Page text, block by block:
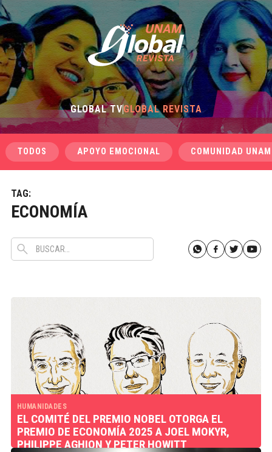
GLOBAL TVGLOBAL REVISTA
TODOS APOYO EMOCIONAL COMUNIDAD UNAM
TAG:
ECONOMÍA
HUMANIDADES
EL COMITÉ DEL PREMIO NOBEL OTORGA EL
PREMIO DE ECONOMÍA 2025 A JOEL MOKYR,
PHILIPPE AGHION Y PETER HOWITT